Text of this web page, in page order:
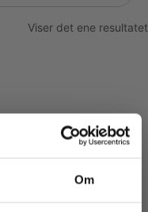
Om
Viser det ene resultatet